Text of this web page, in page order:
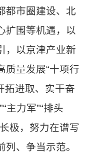
都市圈建设、北
扩围等机遇，以
，以京津产业新
质量发展“十项行
拓进取、实干奋
主力军”“排头
极，努力在谱写
、争当示范。